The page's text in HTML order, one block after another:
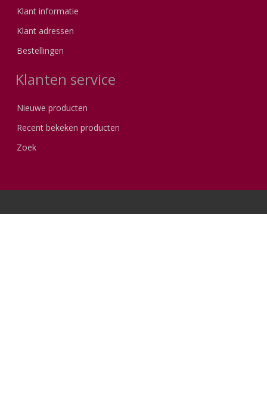
Klant informatie
Klant adressen
Bestellingen
Klanten service
Nieuwe producten
Recent bekeken producten
Zoek